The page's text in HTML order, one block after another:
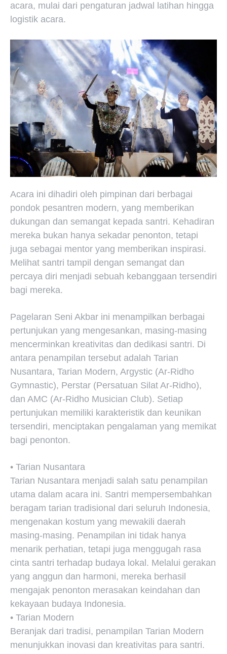
acara, mulai dari pengaturan jadwal latihan hingga
logistik acara.
Acara ini dihadiri oleh pimpinan dari berbagai
pondok pesantren modern, yang memberikan
dukungan dan semangat kepada santri. Kehadiran
mereka bukan hanya sekadar penonton, tetapi
juga sebagai mentor yang memberikan inspirasi.
Melihat santri tampil dengan semangat dan
percaya diri menjadi sebuah kebanggaan tersendiri
bagi mereka.
Pagelaran Seni Akbar ini menampilkan berbagai
pertunjukan yang mengesankan, masing-masing
mencerminkan kreativitas dan dedikasi santri. Di
antara penampilan tersebut adalah Tarian
Nusantara, Tarian Modern, Argystic (Ar-Ridho
Gymnastic), Perstar (Persatuan Silat Ar-Ridho),
dan AMC (Ar-Ridho Musician Club). Setiap
pertunjukan memiliki karakteristik dan keunikan
tersendiri, menciptakan pengalaman yang memikat
bagi penonton.
• Tarian Nusantara
Tarian Nusantara menjadi salah satu penampilan
utama dalam acara ini. Santri mempersembahkan
beragam tarian tradisional dari seluruh Indonesia,
mengenakan kostum yang mewakili daerah
masing-masing. Penampilan ini tidak hanya
menarik perhatian, tetapi juga menggugah rasa
cinta santri terhadap budaya lokal. Melalui gerakan
yang anggun dan harmoni, mereka berhasil
mengajak penonton merasakan keindahan dan
kekayaan budaya Indonesia.
• Tarian Modern
Beranjak dari tradisi, penampilan Tarian Modern
menunjukkan inovasi dan kreativitas para santri.